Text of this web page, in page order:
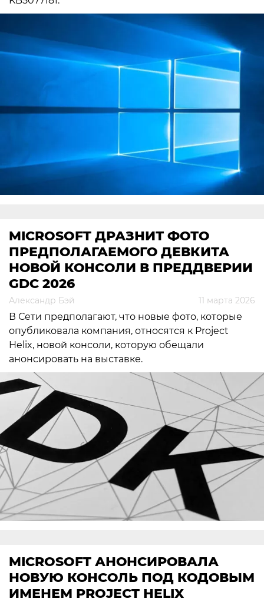
MICROSOFT ДРАЗНИТ ФОТО
ПРЕДПОЛАГАЕМОГО ДЕВКИТА
НОВОЙ КОНСОЛИ В ПРЕДДВЕРИИ
GDC 2026
Александр Бэй 11 марта 2026
В Сети предполагают, что новые фото, которые
опубликовала компания, относятся к Project
Helix, новой консоли, которую обещали
анонсировать на выставке.
MICROSOFT АНОНСИРОВАЛА
НОВУЮ КОНСОЛЬ ПОД КОДОВЫМ
ИМЕНЕМ PROJECT HELIX